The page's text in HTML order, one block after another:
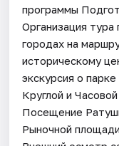
программы
Организация тура
городах на
историческому
экскурсия о
Круглой и
Посещение
Рыночной